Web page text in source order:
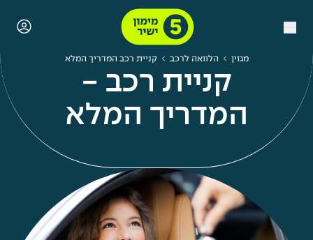
מגזין הלוואה לרכב קניית רכב המדריך המלא
קניית רכב -
המדריך המלא